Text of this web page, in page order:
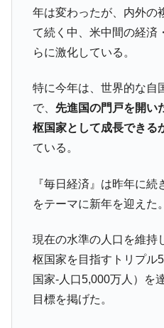
『Money1』
韓国･李在明さ
言。
『Money1』
韓国は「中国
『Money1』
『韓国銀行』
す」⇒「金を経由するドル入
『Money1』
韓国･外為取引
ル」まで拡大 ⇒ 海外資金の動
い「50.5％」に上昇
『Money1』
韓国大統領府
『Money1』
韓国･警察職員
動」
『Money1』
中国だけが鉄
年は変わったが、内外の
て続く中、米中間の経済
らに激化している。
特に今年は、世界的な自
で、 先進国の門戸を開い
枢国家として成長できる
ている。
『毎日経済』は昨年に続
をテーマに新年を迎えた。
現在の水準の人口を維持
枢国家を目指すトリプル
国家-人口5,000万人）を
目標を掲げた。